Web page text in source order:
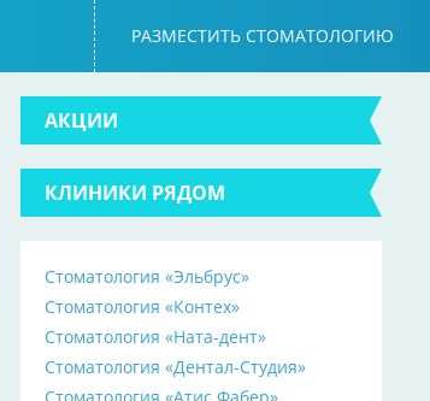
РАЗМЕСТИТЬ СТОМАТОЛОГИЮ
АКЦИИ
КЛИНИКИ РЯДОМ
Стоматология «Эльбрус»
Стоматология «Контех»
Стоматология «Ната-дент»
Стоматология «Дентал-Студия»